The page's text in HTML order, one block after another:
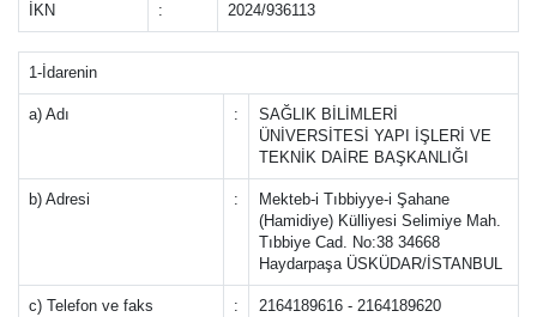
İKN : 2024/936113
1-İdarenin
a) Adı :
SAĞLIK BİLİMLERİ
ÜNİVERSİTESİ YAPI İŞLERİ VE
TEKNİK DAİRE BAŞKANLIĞI
b) Adresi :
Mekteb-i Tıbbiyye-i Şahane
(Hamidiye) Külliyesi Selimiye Mah.
Tıbbiye Cad. No:38 34668
Haydarpaşa ÜSKÜDAR/İSTANBUL
c) Telefon ve faks
: 2164189616 - 2164189620